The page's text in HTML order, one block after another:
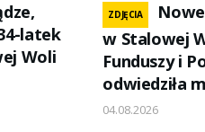
latek
Woli
ZDJĘCIA
w Stalowej
Funduszy i
odwiedziła
04.08.2026